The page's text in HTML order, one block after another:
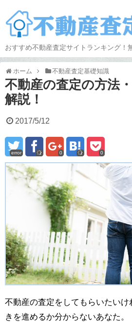
おすすめ不動産査定サイトランキング！
ホーム 不動産査定基礎知識
不動産の査定の方法
解説！
2017/5/12
error 0 0
不動産の査定をしてもらいたい
きを進めるか分からないあなた。